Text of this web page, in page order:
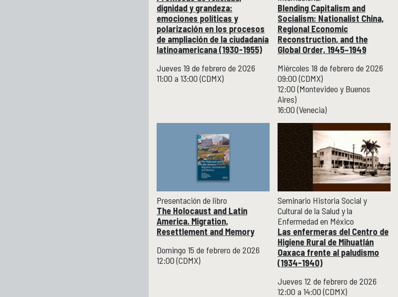
dignidad y grandeza:
emociones políticas y
polarización en los procesos
de ampliación de la ciudadanía
latinoamericana (1930-1955)
Jueves 19 de febrero de 2026
11:00 a 13:00 (CDMX)
Blending Capitalism and
Socialism: Nationalist China,
Regional Economic
Reconstruction, and the
Global Order, 1945–1949
Miércoles 18 de febrero de 2026
09:00 (CDMX)
12:00 (Montevideo y Buenos
Aires)
16:00 (Venecia)
Presentación de libro
The Holocaust and Latin
America. Migration,
Resettlement and Memory
Domingo 15 de febrero de 2026
12:00 (CDMX)
Seminario Historia Social y
Cultural de la Salud y la
Enfermedad en México
Las enfermeras del Centro de
Higiene Rural de Mihuatlán
Oaxaca frente al paludismo
(1934-1940)
Jueves 12 de febrero de 2026
12:00 a 14:00 (CDMX)